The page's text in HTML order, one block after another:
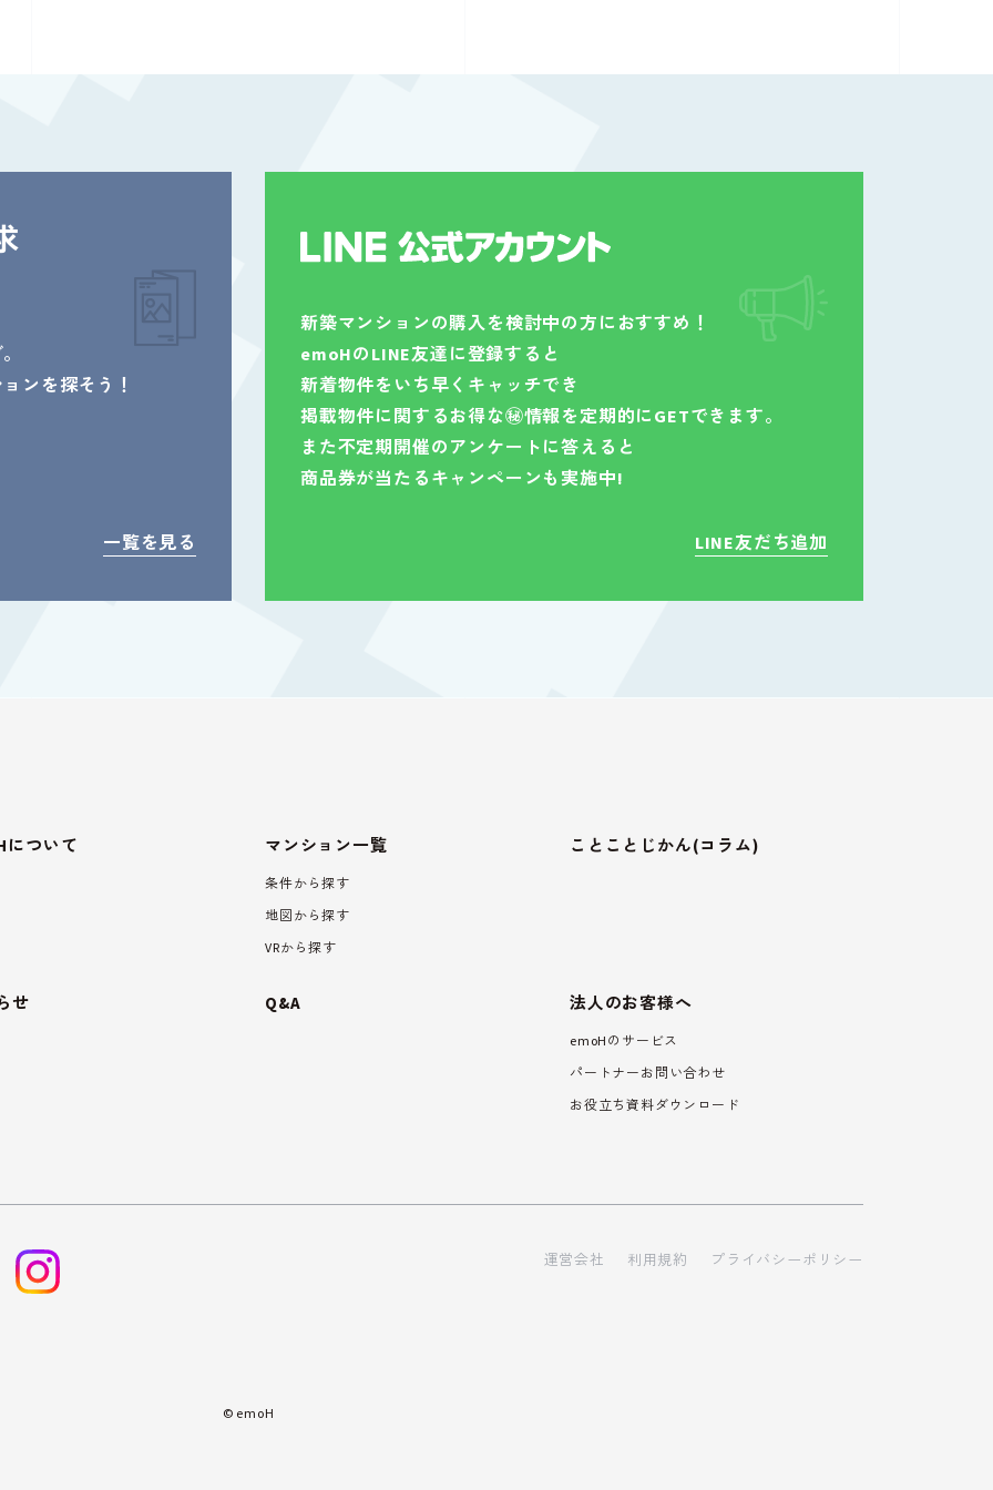
ンを探そう！
一覧を見る
新築マンションの購入を検討中の方におすすめ！
emoHのLINE友達に登録すると
新着物件をいち早くキャッチでき
掲載物件に関するお得な㊙情報を定期的にGETできます。
また不定期開催のアンケートに答えると
商品券が当たるキャンペーンも実施中!
LINE友だち追加
について マンション一覧
条件から探す
地図から探す
VRから探す
ことことじかん(コラム)
せ Q&A 法人のお客様へ
emoHのサービス
パートナーお問い合わせ
お役立ち資料ダウンロード
運営会社 利用規約 プライバシーポリシー
© emoH